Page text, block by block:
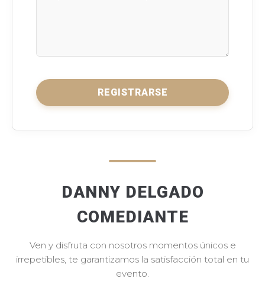
REGISTRARSE
DANNY DELGADO
COMEDIANTE
Ven y disfruta con nosotros momentos únicos e
irrepetibles, te garantizamos la satisfacción total en tu
evento.